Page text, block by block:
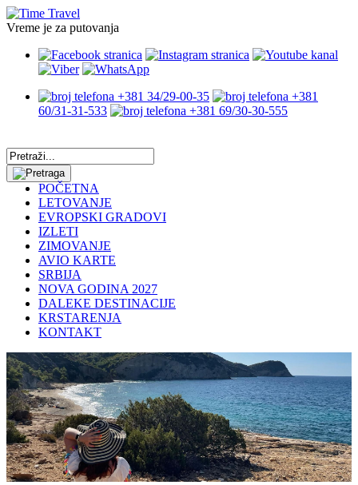
Vreme je za putovanja
+381 34/29-00-35
+381
60/31-31-533
+381 69/30-30-555
POČETNA
LETOVANJE
EVROPSKI GRADOVI
IZLETI
ZIMOVANJE
AVIO KARTE
SRBIJA
NOVA GODINA 2027
DALEKE DESTINACIJE
KRSTARENJA
KONTAKT